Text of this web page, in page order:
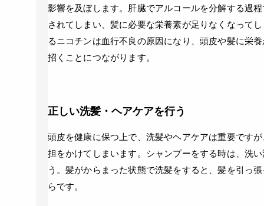
影響を及ぼします。肝臓でアルコールを分解する過
されてしまい、髪に必要な栄養素が足りなくなって
るニコチンは血行不良の原因になり、頭皮や髪に栄
招くことにつながります。
正しい洗髪・ヘアケアを行う
頭皮を健康に保つ上で、洗髪やヘアケアは重要です
担をかけてしまいます。シャンプーをする時は、洗
う。髪がからまった状態で洗髪をすると、髪を引っ
らです。